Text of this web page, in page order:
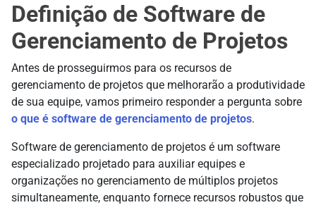
Definição de Software de
Gerenciamento de Projetos
Antes de prosseguirmos para os recursos de
gerenciamento de projetos que melhorarão a produtividade
de sua equipe, vamos primeiro responder a pergunta sobre
o que é software de gerenciamento de projetos.
Software de gerenciamento de projetos é um software
especializado projetado para auxiliar equipes e
organizações no gerenciamento de múltiplos projetos
simultaneamente, enquanto fornece recursos robustos que